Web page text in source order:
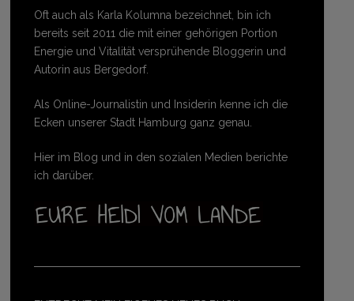
Oft auch als Karla Kolumna bezeichnet, bin ich
bereits seit 2011 die mit einer gehörigen Portion
Energie und Vitalität versprühende Bloggerin und
Autorin aus Bergedorf.
Als Online-Journalistin und Insiderin kenne ich die
Ecken unserer Stadt Hamburg ganz genau.
Hier im Blog und in den sozialen Medien berichte
ich darüber.